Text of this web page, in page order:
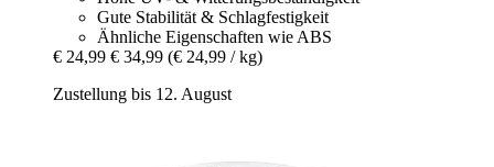
Gute Stabilität & Schlagfestigkeit
Ähnliche Eigenschaften wie ABS
€ 24,99 € 34,99 (€ 24,99 / kg)
Zustellung bis 12. August